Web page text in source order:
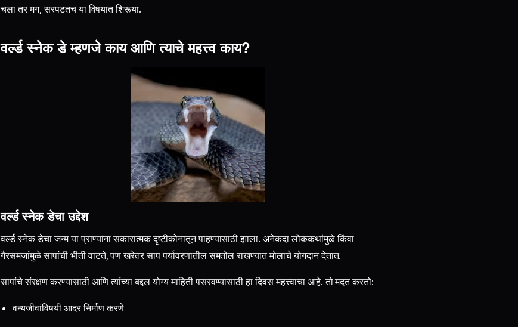
चला तर मग, सरपटतच या विषयात शिरूया.
वर्ल्ड स्नेक डे म्हणजे काय आणि त्याचे महत्त्व काय?
वर्ल्ड स्नेक डेचा उद्देश
वर्ल्ड स्नेक डेचा जन्म या प्राण्यांना सकारात्मक दृष्टीकोनातून पाहण्यासाठी झाला. अनेकदा लोककथांमुळे किंवा
गैरसमजांमुळे सापांची भीती वाटते, पण खरेतर साप पर्यावरणातील समतोल राखण्यात मोलाचे योगदान देतात.
सापांचे संरक्षण करण्यासाठी आणि त्यांच्या बद्दल योग्य माहिती पसरवण्यासाठी हा दिवस महत्त्वाचा आहे. तो मदत करतो:
वन्यजीवांविषयी आदर निर्माण करणे